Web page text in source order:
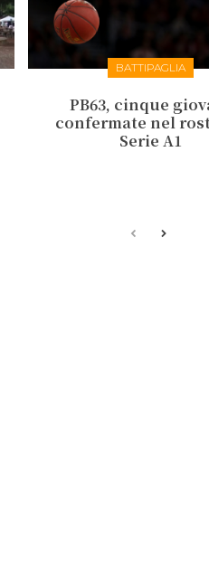
BATTIPAGLIA
PB63, cinque
confermate nel
Serie A1